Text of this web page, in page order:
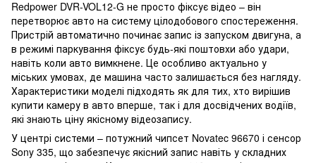
Redpower DVR-VOL12-G не просто фіксує відео – він
перетворює авто на систему цілодобового спостереження.
Пристрій автоматично починає запис із запуском двигуна, а
в режимі паркування фіксує будь-які поштовхи або удари,
навіть коли авто вимкнене. Це особливо актуально у
міських умовах, де машина часто залишається без нагляду.
Характеристики моделі підходять як для тих, хто вирішив
купити камеру в авто вперше, так і для досвідчених водіїв,
які знають ціну якісному відеозапису.
У центрі системи – потужний чипсет Novatec 96670 і сенсор
Sony 335, що забезпечує якісний запис навіть у складних